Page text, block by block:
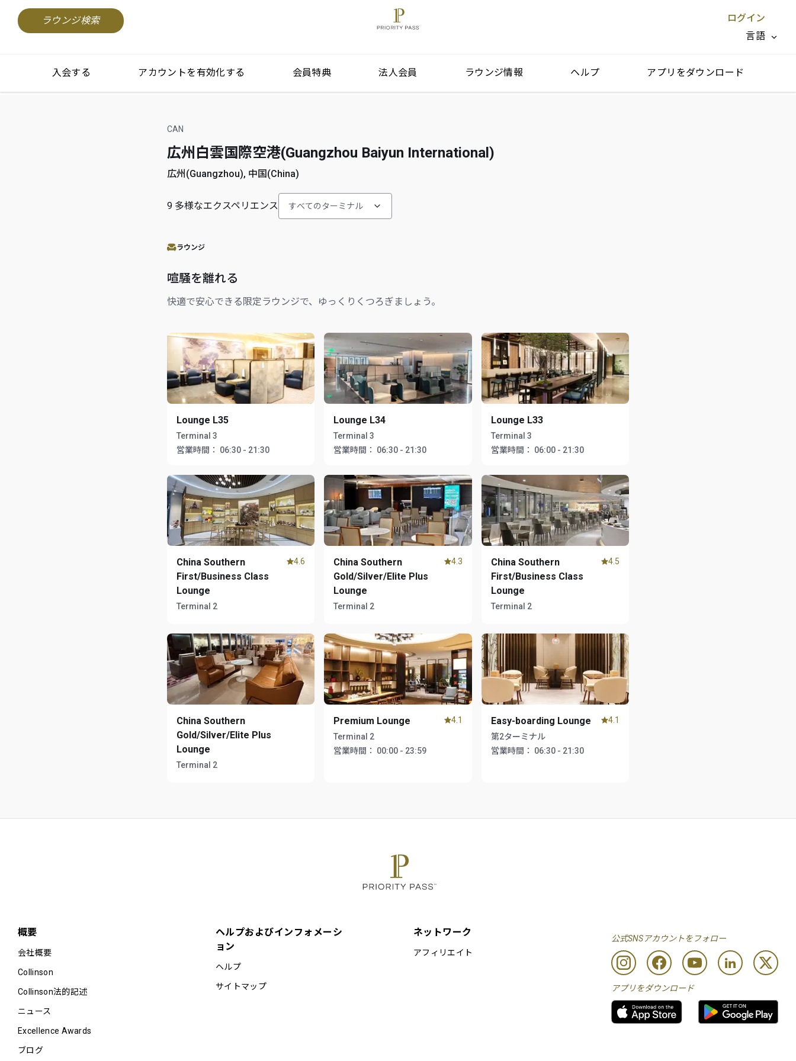
ラウンジ検索
ログイン
言語
閉じる X
入会する アカウントを有効化する 会員特典 法人会員 ラウンジ情報 ヘルプ アプリをダウンロード
CAN
広州白雲国際空港(Guangzhou Baiyun International)
広州(Guangzhou), 中国(China)
9 多様なエクスペリエンス すべてのターミナル
ラウンジ
喧騒を離れる
快適で安心できる限定ラウンジで、ゆっくりくつろぎましょう。
Lounge L35
Terminal 3
営業時間：
06:30 - 21:30
Lounge L34
Terminal 3
営業時間：
06:30 - 21:30
Lounge L33
Terminal 3
営業時間：
06:00 - 21:30
China Southern
First/Business Class
Lounge
Terminal 2
4.6
China Southern
Gold/Silver/Elite Plus
Lounge
Terminal 2
4.3
China Southern
First/Business Class
Lounge
Terminal 2
4.5
China Southern
Gold/Silver/Elite Plus
Lounge
Terminal 2
Premium Lounge
Terminal 2
営業時間：
00:00 - 23:59
4.1 Easy-boarding Lounge
第2ターミナル
営業時間：
06:30 - 21:30
4.1
概要
会社概要
Collinson
Collinson法的記述
ニュース
Excellence Awards
ブログ
ヘルプおよびインフォメーシ
ョン
ヘルプ
サイトマップ
ネットワーク
アフィリエイト
公式SNSアカウントをフォロー
アプリをダウンロード